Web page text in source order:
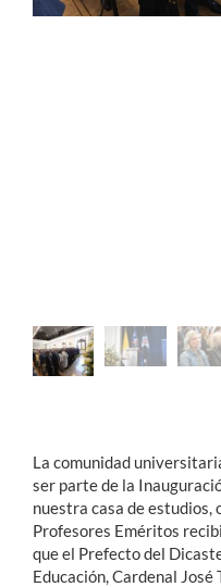
La comunidad
ser parte de la
nuestra casa de estudios,
Profesores Eméritos
que el Prefecto del
Educación, Cardenal